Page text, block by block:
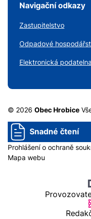
Navigační odkazy
Zastupitelstvo
Odpadové
Elektronická podatelna
© 2026 Obec Hrobice
Snadné čtení
Prohlášení o ochraně
Mapa webu